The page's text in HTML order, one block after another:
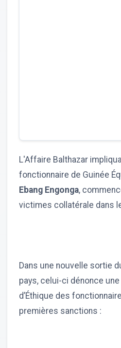
L'Affaire Balthazar
fonctionnaire de Guinée
Ebang Engonga,
victimes collatérale dans
Dans une nouvelle sortie
pays, celui-ci dénonce
d’Éthique des
premières sanctions :